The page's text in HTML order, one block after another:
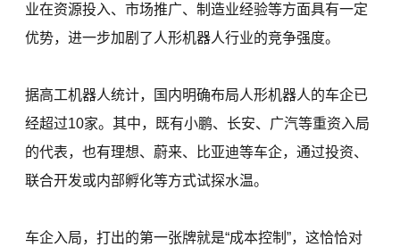
业在资源投入、市场推广、制造业经验等方面具有一定
优势，进一步加剧了人形机器人行业的竞争强度。
据高工机器人统计，国内明确布局人形机器人的车企已
经超过10家。其中，既有小鹏、长安、广汽等重资入局
的代表，也有理想、蔚来、比亚迪等车企，通过投资、
联合开发或内部孵化等方式试探水温。
车企入局，打出的第一张牌就是“成本控制”，这恰恰对